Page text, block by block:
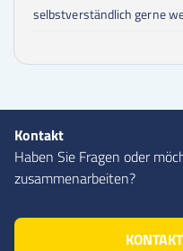
selbstverständlich gerne
Kontakt
Haben Sie Fragen oder
zusammenarbeiten?